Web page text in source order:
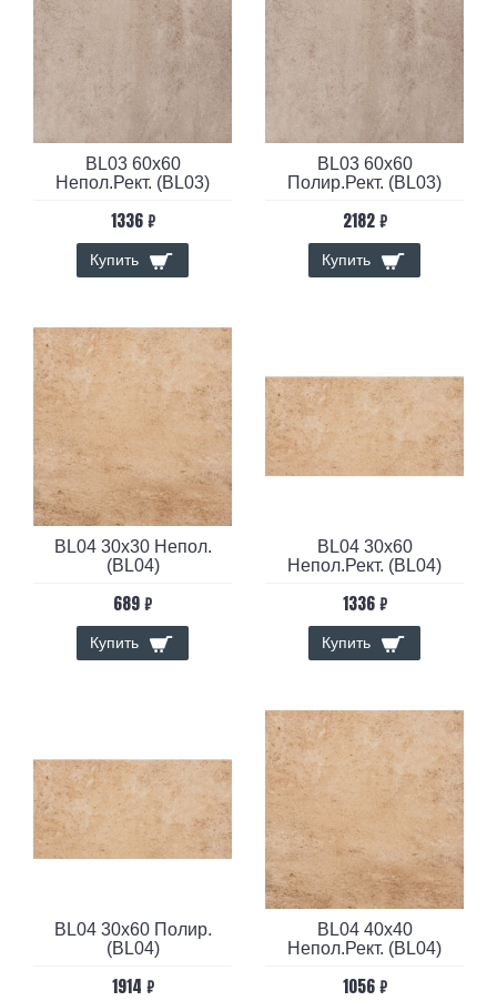
BL03 60x60
Непол.Рект. (BL03)
1336 ₽
Купить
BL03 60x60
Полир.Рект. (BL03)
2182 ₽
Купить
BL04 30x30 Непол.
(BL04)
689 ₽
Купить
BL04 30x60
Непол.Рект. (BL04)
1336 ₽
Купить
BL04 30x60 Полир.
(BL04)
1914 ₽
BL04 40x40
Непол.Рект. (BL04)
1056 ₽